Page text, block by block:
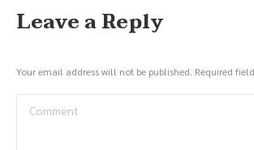
Leave a Reply
Your email address will not be published. Required
Comment